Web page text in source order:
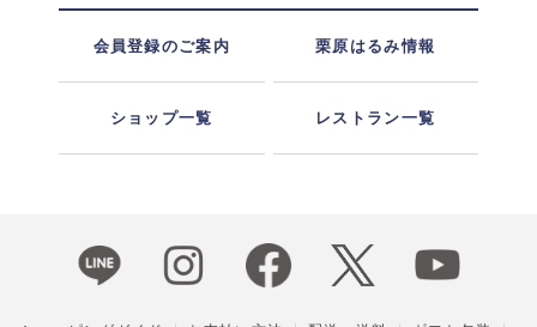
会員登録のご案内 栗原はるみ情報
ショップ一覧 レストラン一覧